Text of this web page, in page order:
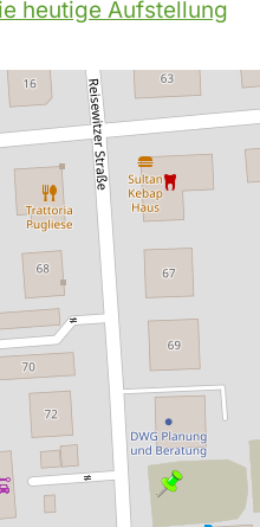
heutige Aufstellung